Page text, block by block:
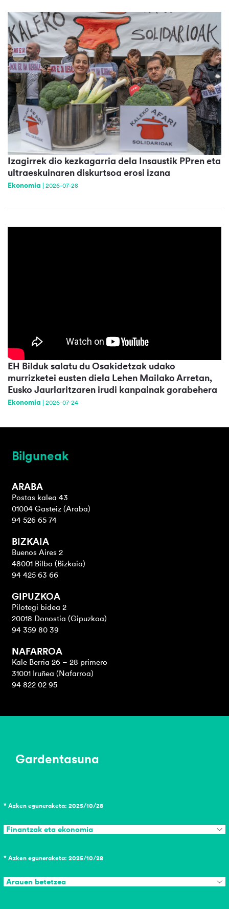
Izagirrek dio kezkagarria dela Insaustik PPren eta
ultraeskuinaren diskurtsoa erosi izana
Ekonomia 2026-07-28
EH Bilduk salatu du Osakidetzak udako
murrizketei eusten diela Lehen Mailako Arretan,
Eusko Jaurlaritzaren irudi kanpainak gorabehera
Ekonomia 2026-07-24
Bilguneak
ARABA
Postas kalea 43
01004 Gasteiz (Araba)
94 526 65 74
BIZKAIA
Buenos Aires 2
48001 Bilbo (Bizkaia)
94 425 63 66
GIPUZKOA
Pilotegi bidea 2
20018 Donostia (Gipuzkoa)
94 359 80 39
NAFARROA
Kale Berria 26 – 28 primero
31001 Iruñea (Nafarroa)
94 822 02 95
Gardentasuna
* Azken eguneraketa: 2025/10/28
Finantzak eta ekonomia
* Azken eguneraketa: 2025/10/28
Arauen betetzea